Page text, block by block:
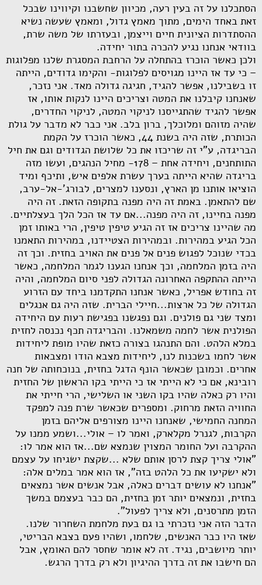
הסתכלנו על זה בעין רעה, מכיוון שחשבנו וקיווינו שבכל
זאת באחד הימים, מתוך מאמץ גדול, ומאמץ שעשה נשיא
ההסתדרות הציונית חיים וייצמן, ובעזרתו של משה שרת,
בוודאי אנחנו נגיע להכרה בתור יחידה.
ולכן כאשר הוכרז בהתחלה על הרחבת המסגרת שלנו מפלוגות
– כי עד אז היינו מגויסים לפלוגות- והקימו גדודים, הייתה
זו בשבילנו, אפשר להגיד, חגיגה גדולה מאד. אני נזכר,
שאנחנו קיבלנו את המטה וצריכים היינו לנקות אותו, אז
אפשר להגיד שהתגייסנו לניקוי המטה, לניקוי החדרים,
שהיה מזוהם ומלוכלך, ברון בלב. אני כבר לא מדבר על גולת
הכותרת, שזה היה בשנת 44, כאשר הוכרז על הקמת
הבריגדה, ע"י זה שריכזו את כל שלושת הגדודים וגם את חיל
התותחנים, ויחידה אחת – 178- מחיל הנהגים, ועשו מזה
בריגדה שהיא הייתה בערך עשרת אלפים איש, ותיכף ומיד
הוציאו אותנו מן הארץ, ונסענו למצרים, לבורג'-אל-ערב,
שם להתאמן. באמת זה היה מפנה בתקופה הזאת. זה היה
מפנה בחיינו, זה היה מפנה...אם עד אז הכל הלך בעצלתיים.
מה שהיינו צריכים אז זה הגיע טיפין טיפין, הרי באותו זמן
הכל הגיע במהירות. ובמהירות הצטיידנו, במהירות התאמנו
בכדי שנוכל לפגוש פנים אל פנים את האויב בחזית. וכך זה
היה בזמן המלחמה, וכך אנחנו הגענו לגמר המלחמה, כאשר
הייתה ההתקפה האחרונה הגדולה לפני סיום המלחמה, והיה
זה בחודש אפריל, כאשר אנחנו התקדמנו ביחד עם הזרוע
הגדולה של כל ארצות...חיילי הברית. שזה היה גם אנגלים
ומצד שני גם פולנים. וגם נפגשנו בפגישת רעות עם היחידה
הפולנית אשר לחמה משמאלנו. והבריגדה תכף נכנסה לחזית
במלא הלהט. והם התנהגו בצורה כזאת שהיו מופת ליחידות
אשר לחמו בשכנות לנו, ליחידות מצבא הודו ומצבאות
אחרים. וכמובן שכאשר הונף הדגל בחזית, בנוכחותה של חנה
רובינא, אם כי לא הייתי אז כי הייתי בקו הראשון של החזית
והיו רק כאלה שהיו בקו השני או השלישי, הרי חייתי את
החוויה הזאת מרחוק. ומספרים שכאשר שרת פנה למפקד
המחנה החמישי, שאנחנו היינו מצורפים אליהם בזמן
הקרבות, לגנרל מקלארק, ואמר לו – אולי...ושמע ממנו על
ההקרבה ועל החומר המצוין שנמצא שם...אז הוא אמר לו:
"אולי צריך קצת לרסן אותם שלא ...שקצת ישגיחו על עצמם
ולא ישקיעו את כל הלהט בזה", אז הוא אמר במלים אלה:
"אנחנו לא עושים דברים כאלה, אבל אנשים אשר נמצאים
בחזית, ונמצאים יותר זמן בחזית, הם כבר בעצמם במשך
הזמן מתרסנים, ולא צריך לפעול".
הדבר הזה אני נזכרתי בו גם בעת מלחמת השחרור שלנו.
שאז היו כבר האנשים, שלחמו, ושהיו פעם בצבא הבריטי,
יותר מיושבים, נגיד. זה לא אומר שחסר להם האומץ, אבל
הם חישבו את זה בדרך ההיגיון ולא רק בדרך הרגש.